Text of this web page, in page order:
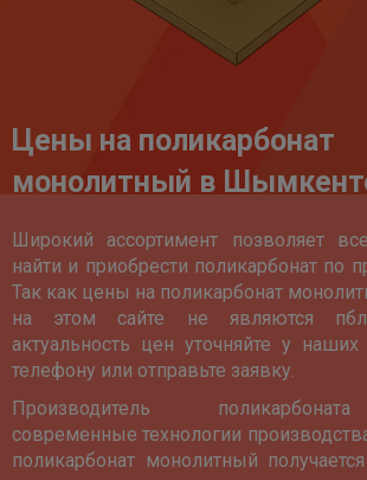
Цены на поликарбонат
монолитный в
Широкий ассортимент позволяет
найти и приобрести поликарбонат по
Так как цены на поликарбонат
на этом сайте не являются
актуальность цен уточняйте у
телефону или отправьте заявку.
Производитель
современные технологии
поликарбонат монолитный